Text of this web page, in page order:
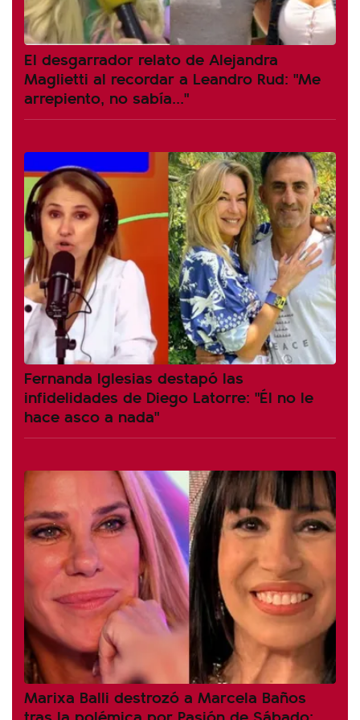
El desgarrador relato de Alejandra
Maglietti al recordar a Leandro Rud: "Me
arrepiento, no sabía..."
Fernanda Iglesias destapó las
infidelidades de Diego Latorre: "Él no le
hace asco a nada"
Marixa Balli destrozó a Marcela Baños